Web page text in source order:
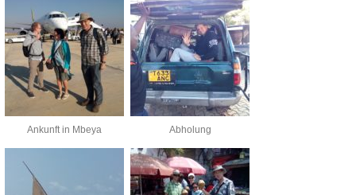
Ankunft in Mbeya Abholung